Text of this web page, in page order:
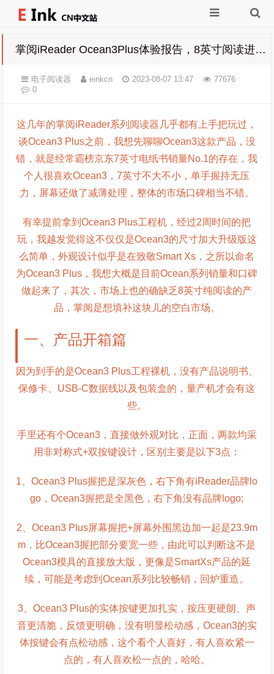
掌阅iReader Ocean3Plus体验报告，8英寸阅读进阶版！
电子阅读器 einkcn 2023-08-07 13:47
77676
0
这几年的掌阅iReader系列阅读器几乎都有上手把玩过，
谈Ocean3 Plus之前，我想先聊聊Ocean3这款产品，没
错，就是经常霸榜京东7英寸电纸书销量No.1的存在，我
个人很喜欢Ocean3，7英寸不大不小，单手握持无压
力，屏幕还做了减薄处理，整体的市场口碑相当不错。
有幸提前拿到Ocean3 Plus工程机，经过2周时间的把
玩，我越发觉得这不仅仅是Ocean3的尺寸加大升级版这
么简单，外观设计似乎是在致敬Smart Xs，之所以命名
为Ocean3 Plus，我想大概是目前Ocean系列销量和口碑
做起来了，其次，市场上也的确缺乏8英寸纯阅读的产
品，掌阅是想填补这块儿的空白市场。
一、产品开箱篇
因为到手的是Ocean3 Plus工程裸机，没有产品说明书、
保修卡、USB-C数据线以及包装盒的，量产机才会有这
些。
手里还有个Ocean3，直接做外观对比，正面，两款均采
用非对称式+双按键设计，区别主要是以下3点：
1、Ocean3 Plus握把是深灰色，右下角有iReader品牌lo
go，Ocean3握把是全黑色，右下角没有品牌logo;
2、Ocean3 Plus屏幕握把+屏幕外围黑边加一起是23.9m
m，比Ocean3握把部分要宽一些，由此可以判断这不是
Ocean3模具的直接放大版，更像是SmartXs产品的延
续，可能是考虑到Ocean系列比较畅销，回炉重造。
3、Ocean3 Plus的实体按键更加扎实，按压更硬朗、声
音更清脆，反馈更明确，没有明显松动感，Ocean3的实
体按键会有点松动感，这个看个人喜好，有人喜欢紧一
点的，有人喜欢松一点的，哈哈。